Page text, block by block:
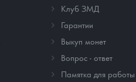
Клуб ЗМД
Гарантии
Выкуп монет
Вопрос - ответ
Памятка для работы